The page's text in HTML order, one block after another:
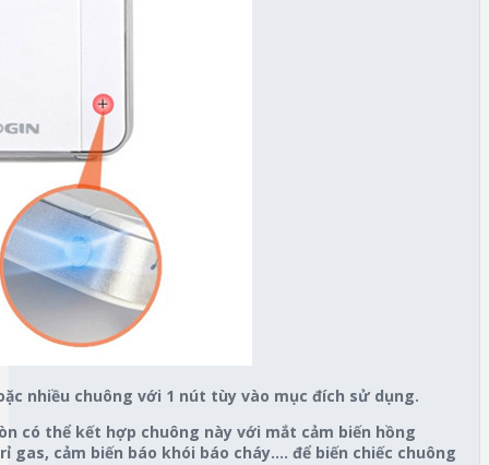
nhiều chuông với 1 nút tùy vào mục đích sử dụng.
có thể kết hợp chuông này với mắt cảm biến hồng
cảm biến báo khói báo cháy…. để biến chiếc chuông